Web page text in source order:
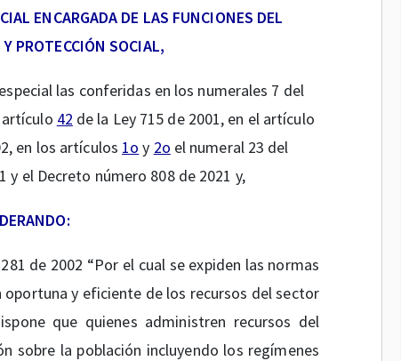
ENCARGADA DE LAS FUNCIONES DEL
PROTECCIÓN SOCIAL,
las conferidas en los numerales 7 del
artículo 42 de la Ley 715 de 2001, en el artículo
en los artículos 1o y 2o el numeral 23 del
y el Decreto número 808 de 2021 y,
de 2002 “Por el cual se expiden las normas
y eficiente de los recursos del sector
que quienes administren recursos del
sobre la población incluyendo los regímenes